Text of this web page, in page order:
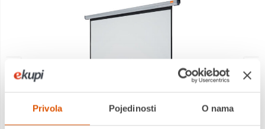
Privola Pojedinosti O nama
E-View projekcijsko platno ES200/203x203cm, električno